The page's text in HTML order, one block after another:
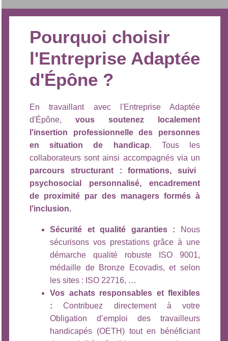
Pourquoi choisir
l'Entreprise Adaptée
d'Épône ?
En travaillant avec l'Entreprise Adaptée
d'Épône, vous soutenez localement
l'insertion professionnelle des personnes
en situation de handicap. Tous les
collaborateurs sont ainsi accompagnés via un
parcours structurant : formations, suivi
psychosocial personnalisé, encadrement
de proximité par des managers formés à
l'inclusion.
Sécurité et qualité garanties : Nous
sécurisons vos prestations grâce à une
démarche qualité robuste ISO 9001,
médaille de Bronze Ecovadis, et selon
les sites : ISO 22716, …
Vos achats responsables et flexibles
: Contribuez directement à votre
Obligation d’emploi des travailleurs
handicapés (OETH) tout en bénéficiant